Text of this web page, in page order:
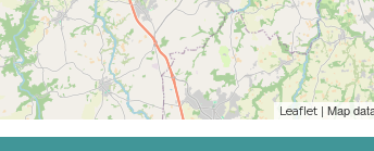
Leaflet | Map